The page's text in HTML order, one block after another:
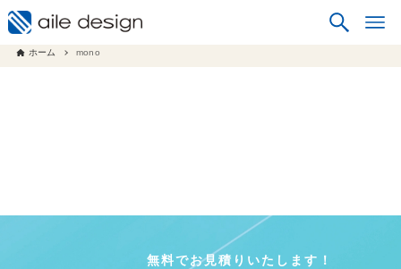
ホーム mono
無料でお見積りいたします！